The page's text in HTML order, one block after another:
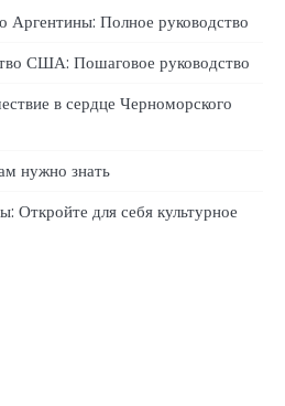
Аргентины: Полное руководство
США: Пошаговое руководство
в сердце Черноморского
нужно знать
для себя культурное